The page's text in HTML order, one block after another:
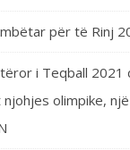
për të Rinj
i Teqball 2021
olimpike, një